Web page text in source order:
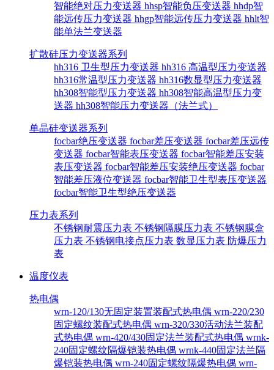
智能绝对压力变送器 hhsp智能负压变送器 hhdp智
能远传压力变送器 hhgp智能远传压力变送器 hhlt智
能单法兰变送器
扩散硅压力变送器系列
hh316 卫生型压力变送器 hh316 高温型压力变送器
hh316常温型压力变送器 hh316数显型压力变送器
hh308智能型压力变送器 hh308智能高温型压力变
送器 hh308智能压力变送器（法兰式）
单晶硅变送器系列
focbar绝压变送器 focbar差压变送器 focbar差压远传
变送器 focbar智能表压变送器 focbar智能差压安装
表压变送器 focbar智能差压安装绝压变送器 focbar
智能差压液位变送器 focbar智能卫生型表压变送器
focbar智能卫生型绝压变送器
压力表系列
不锈钢耐震压力表 不锈钢隔膜压力表 不锈钢膜盒
压力表 不锈钢电接点压力表 数显压力表 防爆压力
表
温度仪表
热电偶
wrn-120/130无固定装置装配式热电偶 wrn-220/230
固定螺纹装配式热电偶 wrn-320/330活动法兰装配
式热电偶 wrn-420/430固定法兰装配式热电偶 wrnk-
240固定螺纹隔爆铠装热电偶 wrnk-440固定法兰隔
爆铠装热电偶 wrn-240固定螺纹隔爆热电偶 wrn-